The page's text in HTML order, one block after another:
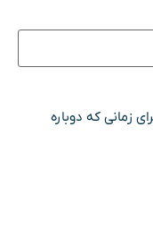
زمانی که دوباره